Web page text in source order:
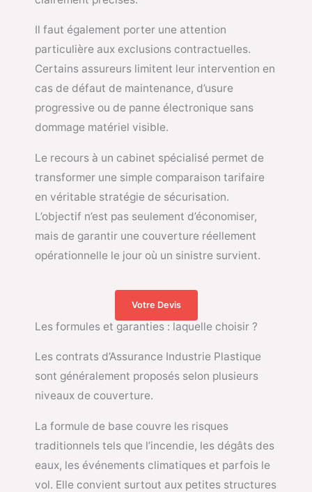
Il faut également porter une attention
particulière aux exclusions contractuelles.
Certains assureurs limitent leur intervention en
cas de défaut de maintenance, d’usure
progressive ou de panne électronique sans
dommage matériel visible.
Le recours à un cabinet spécialisé permet de
transformer une simple comparaison tarifaire
en véritable stratégie de sécurisation.
L’objectif n’est pas seulement d’économiser,
mais de garantir une couverture réellement
opérationnelle le jour où un sinistre survient.
Votre Devis
Les formules et garanties : laquelle choisir ?
Les contrats d’Assurance Industrie Plastique
sont généralement proposés selon plusieurs
niveaux de couverture.
La formule de base couvre les risques
traditionnels tels que l’incendie, les dégâts des
eaux, les événements climatiques et parfois le
vol. Elle convient surtout aux petites structures